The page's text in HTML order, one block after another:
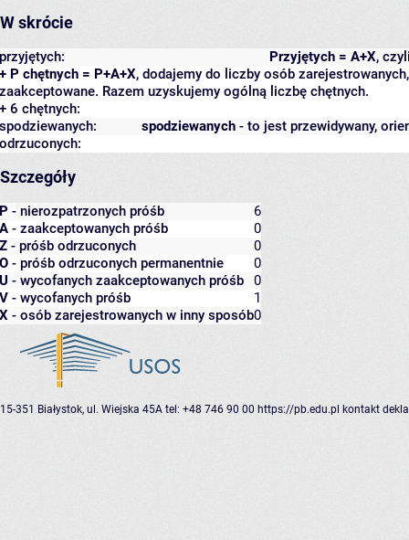
W skrócie
Przyjętych = A+X,
przyjętych:
+ P chętnych = P+A+X, dodajemy do liczby osób
zaakceptowane. Razem uzyskujemy ogólną liczbę chętnych.
+ 6 chętnych:
spodziewanych - to jest przewidywany,
spodziewanych:
odrzuconych:
Szczegóły
P - nierozpatrzonych próśb
6
A - zaakceptowanych próśb
0
Z - próśb odrzuconych
0
O - próśb odrzuconych permanentnie
0
U - wycofanych zaakceptowanych próśb
0
V - wycofanych próśb
1
X - osób zarejestrowanych w inny sposób0
15-351 Białystok, ul. Wiejska 45A tel: +48 746 90 00 https://pb.edu.pl kontakt